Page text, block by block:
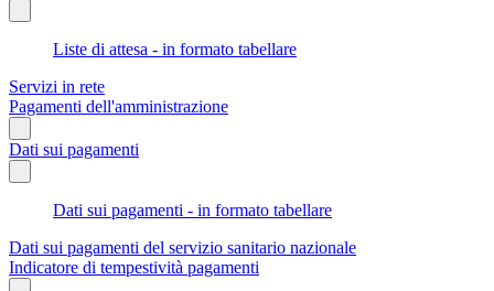
Liste di attesa - in formato tabellare
Servizi in rete
Pagamenti dell'amministrazione
Dati sui pagamenti
Dati sui pagamenti - in formato tabellare
Dati sui pagamenti del servizio sanitario nazionale
Indicatore di tempestività pagamenti